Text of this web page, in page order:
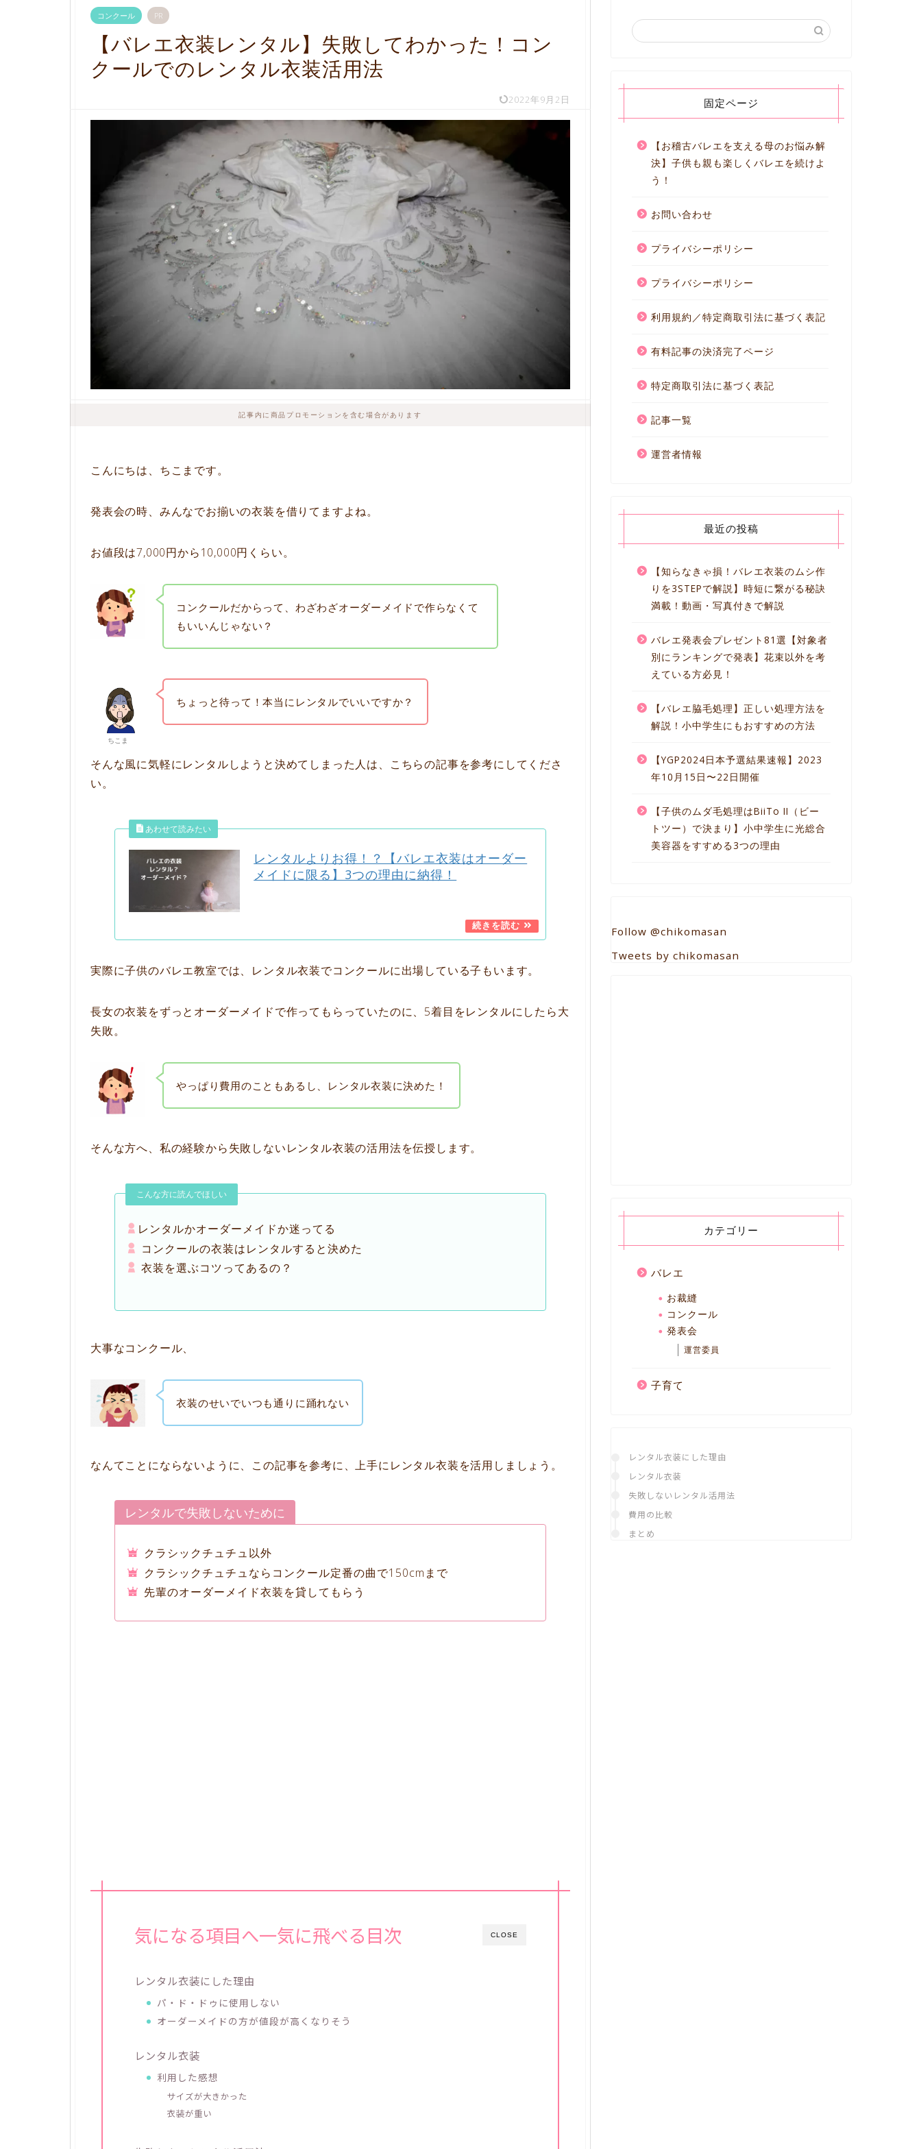
コンクール PR
【バレエ衣装レンタル】失敗してわかった！コン
クールでのレンタル衣装活用法
2022年9月2日
記事内に商品プロモーションを含む場合があります
こんにちは、ちこまです。
発表会の時、みんなでお揃いの衣装を借りてますよね。
お値段は7,000円から10,000円くらい。
コンクールだからって、わざわざオーダーメイドで作らなくて
もいいんじゃない？
ちこま
ちょっと待って！本当にレンタルでいいですか？
そんな風に気軽にレンタルしようと決めてしまった人は、こちらの記事を参考にしてくださ
い。
レンタルよりお得！？【バレエ衣装はオーダー
メイドに限る】3つの理由に納得！
実際に子供のバレエ教室では、レンタル衣装でコンクールに出場している子もいます。
長女の衣装をずっとオーダーメイドで作ってもらっていたのに、5着目をレンタルにしたら大
失敗。
やっぱり費用のこともあるし、レンタル衣装に決めた！
そんな方へ、私の経験から失敗しないレンタル衣装の活用法を伝授します。
こんな方に読んでほしい
レンタルかオーダーメイドか迷ってる
コンクールの衣装はレンタルすると決めた
衣装を選ぶコツってあるの？
大事なコンクール、
衣装のせいでいつも通りに踊れない
なんてことにならないように、この記事を参考に、上手にレンタル衣装を活用しましょう。
レンタルで失敗しないために
クラシックチュチュ以外
クラシックチュチュならコンクール定番の曲で150cmまで
先輩のオーダーメイド衣装を貸してもらう
CLOSE
気になる項目へ一気に飛べる目次
レンタル衣装にした理由
パ・ド・ドゥに使用しない
オーダーメイドの方が値段が高くなりそう
レンタル衣装
利用した感想
サイズが大きかった
衣装が重い
固定ページ
【お稽古バレエを支える母のお悩み解
決】子供も親も楽しくバレエを続けよ
う！
お問い合わせ
プライバシーポリシー
プライバシーポリシー
利用規約／特定商取引法に基づく表記
有料記事の決済完了ページ
特定商取引法に基づく表記
記事一覧
運営者情報
最近の投稿
【知らなきゃ損！バレエ衣装のムシ作
りを3STEPで解説】時短に繋がる秘訣
満載！動画・写真付きで解説
バレエ発表会プレゼント81選【対象者
別にランキングで発表】花束以外を考
えている方必見！
【バレエ脇毛処理】正しい処理方法を
解説！小中学生にもおすすめの方法
【YGP2024日本予選結果速報】2023
年10月15日〜22日開催
【子供のムダ毛処理はBiiTo II（ビー
トツー）で決まり】小中学生に光総合
美容器をすすめる3つの理由
Follow @chikomasan
Tweets by chikomasan
カテゴリー
バレエ
お裁縫
コンクール
発表会
運営委員
子育て
レンタル衣装にした理由
レンタル衣装
失敗しないレンタル活用法
費用の比較
まとめ